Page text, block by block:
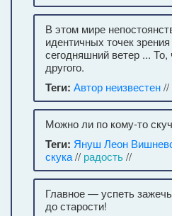
В этом мире
идентичных точек
сегодняшний ветер ...
другого.
Теги: Автор неизвестен//
Можно ли по кому-то
Теги: Януш Леон
скука// радость//
Главное — успеть
до старости!